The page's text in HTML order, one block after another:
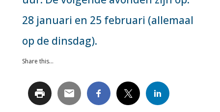
28 januari en 25 februari (allemaal
op de dinsdag).
Share this...